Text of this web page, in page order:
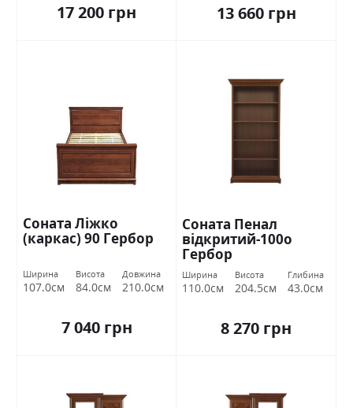
17 200 грн 13 660 грн
Соната Ліжко
(каркас) 90 Гербор
Ширина
107.0см
Висота
84.0см
Довжина
210.0см
7 040 грн
Соната Пенал
відкритий-100о
Гербор
Ширина
110.0см
Висота
204.5см
Глибина
43.0см
8 270 грн